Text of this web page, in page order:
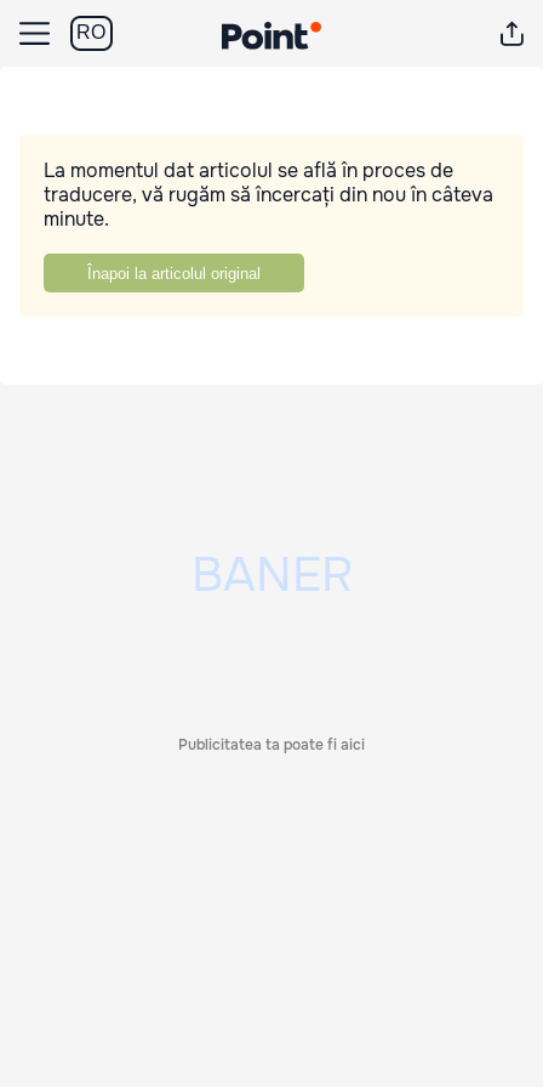
RO
La momentul dat articolul se află în proces de
traducere, vă rugăm să încercați din nou în câteva
minute.
Înapoi la articolul original
Publicitatea ta poate fi aici